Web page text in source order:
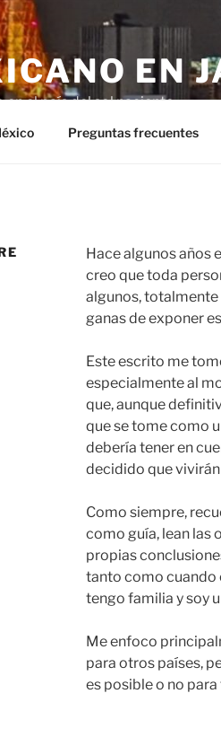
EN
el país del sol naciente.
Preguntas frecuentes
Hace algunos años
creo que toda
algunos, totalmente
ganas de exponer
Este escrito me
especialmente al
que, aunque
que se tome como
debería tener en
decidido que
Como siempre,
como guía, lean las
propias
tanto como cuando
tengo familia y soy
Me enfoco
para otros países,
es posible o no